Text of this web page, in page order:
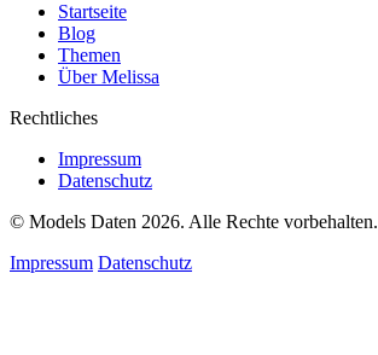
Startseite
Blog
Themen
Über Melissa
Rechtliches
Impressum
Datenschutz
© Models Daten 2026. Alle Rechte vorbehalten.
Impressum Datenschutz